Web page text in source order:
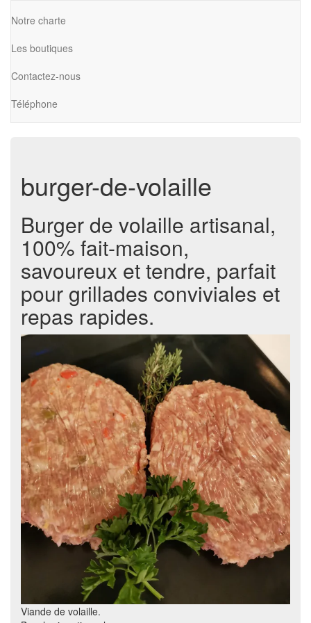
Notre charte
Les boutiques
Contactez-nous
Téléphone
burger-de-volaille
Burger de volaille artisanal,
100% fait-maison,
savoureux et tendre, parfait
pour grillades conviviales et
repas rapides.
Viande de volaille.